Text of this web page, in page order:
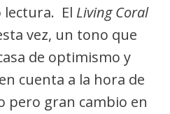
lectura. El Living Coral
vez, un tono que
de optimismo y
cuenta a la hora de
pero gran cambio en